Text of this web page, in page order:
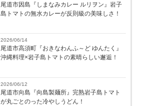
尾道市因島『しまなみカレー ルリヲン』岩子
島トマトの無水カレーが反則級の美味しさ！
2026/06/14
尾道市高須町『おきなわんふ～ど ゆんたく』
沖縄料理×岩子島トマトの素晴らしい邂逅！
2026/06/12
尾道市向島『向島製麺所』完熟岩子島トマト
が丸ごとのった冷やしうどん！